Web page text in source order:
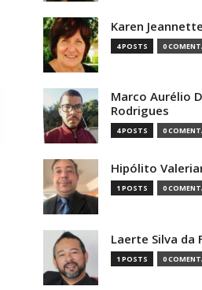
Karen
4 POSTS 0
Marco Aurélio
Rodrigues
4 POSTS 0
Hipólito
1 POSTS 0
Laerte Silva da
1 POSTS 0